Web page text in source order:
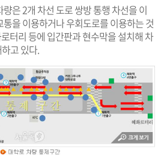
은 2개 차선 도로 쌍방 통행 차선을 이
을 이용하거나 우회도로를 이용하는 것
터리 등에 입간판과 현수막을 설치해 차
고 있다.